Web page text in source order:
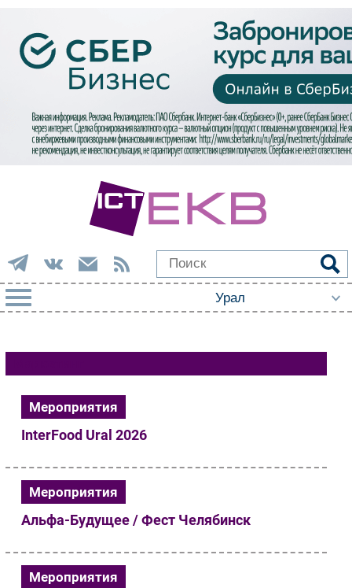
Импорто­замещение
Автоматизация Промышленности
Интернет
Мобильная связь
Интеграция
Рынок ПК
Маркетинг
Торговые сети
Оборудование
Мероприятия
InterFood Ural 2026
Мероприятия
Альфа-Будущее / Фест Челябинск
Мероприятия